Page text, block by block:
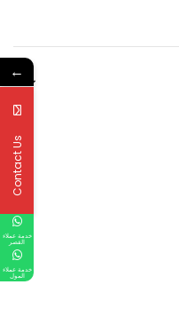
←
Contact Us
خدمة عملاء
القصر
خدمة عملاء
المول